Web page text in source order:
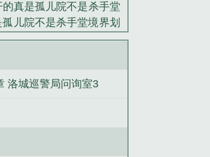
的真是孤儿院不是杀手堂
儿院不是杀手堂境界划
的真是孤儿院不是杀手堂
看全集
是牛战士 不是杀手堂简
洛城巡警局问询室3